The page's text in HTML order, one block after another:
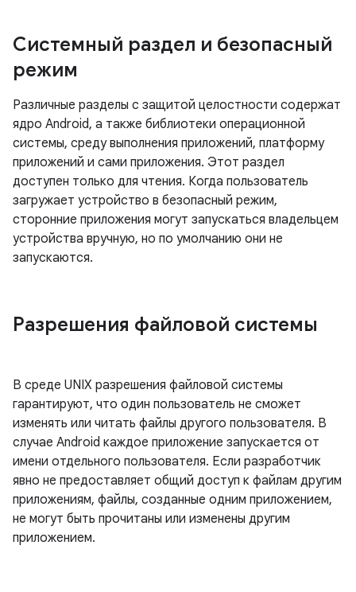
Системный раздел и безопасный
режим
Различные разделы с защитой целостности содержат
ядро ​​Android, а также библиотеки операционной
системы, среду выполнения приложений, платформу
приложений и сами приложения. Этот раздел
доступен только для чтения. Когда пользователь
загружает устройство в безопасный режим,
сторонние приложения могут запускаться владельцем
устройства вручную, но по умолчанию они не
запускаются.
Разрешения файловой системы
В среде UNIX разрешения файловой системы
гарантируют, что один пользователь не сможет
изменять или читать файлы другого пользователя. В
случае Android каждое приложение запускается от
имени отдельного пользователя. Если разработчик
явно не предоставляет общий доступ к файлам другим
приложениям, файлы, созданные одним приложением,
не могут быть прочитаны или изменены другим
приложением.